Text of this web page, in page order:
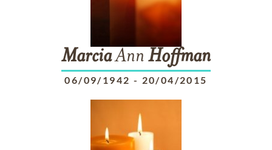
MarciaAnn Hoffman
06/09/1942 - 20/04/2015